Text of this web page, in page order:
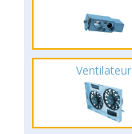
Ventilateur